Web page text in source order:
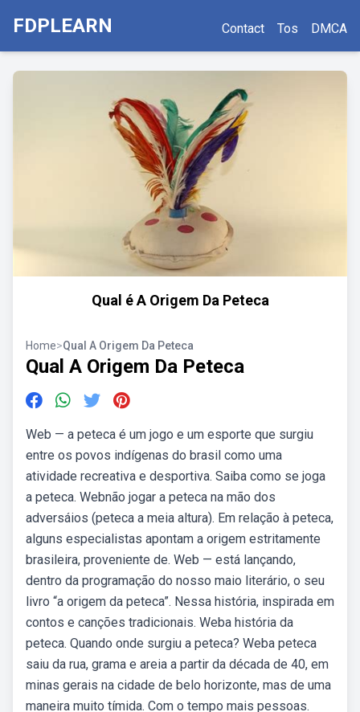
FDPLEARN Contact Tos DMCA
Qual é A Origem Da Peteca
Home>Qual A Origem Da Peteca
Qual A Origem Da Peteca
Web — a peteca é um jogo e um esporte que surgiu
entre os povos indígenas do brasil como uma
atividade recreativa e desportiva. Saiba como se joga
a peteca. Webnão jogar a peteca na mão dos
adversáios (peteca a meia altura). Em relação à peteca,
alguns especialistas apontam a origem estritamente
brasileira, proveniente de. Web — está lançando,
dentro da programação do nosso maio literário, o seu
livro “a origem da peteca”. Nessa história, inspirada em
contos e canções tradicionais. Weba história da
peteca. Quando onde surgiu a peteca? Weba peteca
saiu da rua, grama e areia a partir da década de 40, em
minas gerais na cidade de belo horizonte, mas de uma
maneira muito tímida. Com o tempo mais pessoas.